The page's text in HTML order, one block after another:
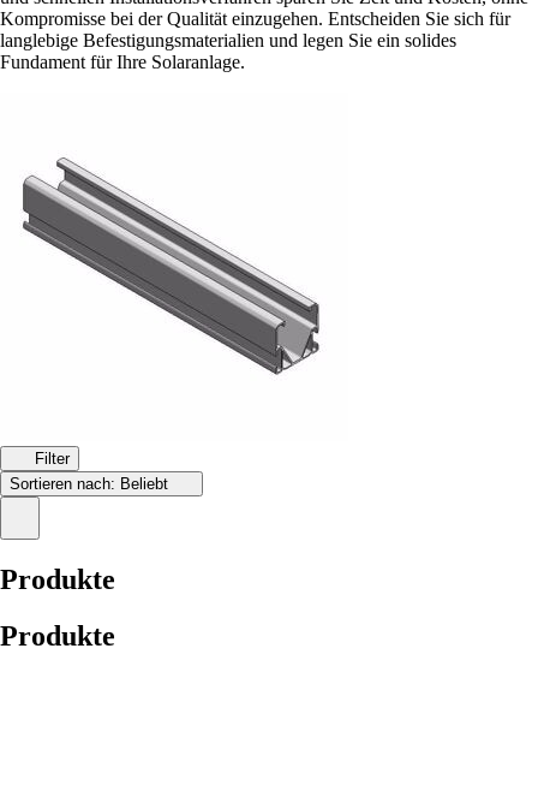
Kompromisse bei der Qualität einzugehen. Entscheiden Sie sich für
langlebige Befestigungsmaterialien und legen Sie ein solides
Fundament für Ihre Solaranlage.
Filter
Sortieren nach: Beliebt
Produkte
Produkte